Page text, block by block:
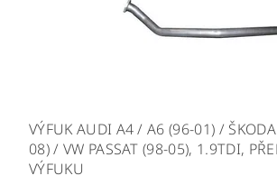
VÝFUK AUDI A4 / A6 (96-01) /
08) / VW PASSAT (98-05), 1.9TDI,
VÝFUKU